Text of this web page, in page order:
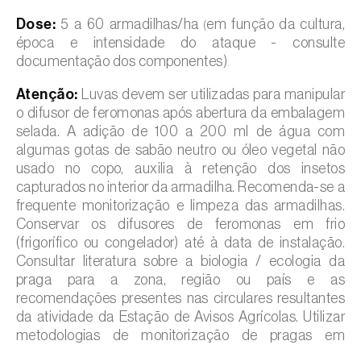
Dose: 5 a 60 armadilhas/ha (em função da cultura,
época e intensidade do ataque - consulte
documentação dos componentes).
Atenção: Luvas devem ser utilizadas para manipular
o difusor de feromonas após abertura da embalagem
selada. A adição de 100 a 200 ml de água com
algumas gotas de sabão neutro ou óleo vegetal não
usado no copo, auxilia à retenção dos insetos
capturados no interior da armadilha. Recomenda-se a
frequente monitorização e limpeza das armadilhas.
Conservar os difusores de feromonas em frio
(frigorífico ou congelador) até à data de instalação.
Consultar literatura sobre a biologia / ecologia da
praga para a zona, região ou país e as
recomendações presentes nas circulares resultantes
da atividade da Estação de Avisos Agrícolas. Utilizar
metodologias de monitorização de pragas em